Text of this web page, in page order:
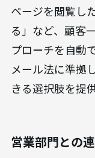
ページを閲覧し
る」など、顧客
プローチを自動
メール法に準拠
きる選択肢を提
営業部門との